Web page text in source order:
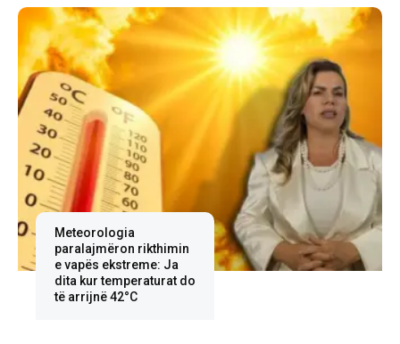
Meteorologia
paralajmëron rikthimin
e vapës ekstreme: Ja
dita kur temperaturat do
të arrijnë 42°C